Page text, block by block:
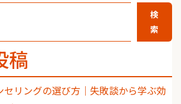
検
索
稿
セリングの選び方｜失敗談から学ぶ効